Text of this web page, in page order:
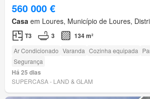
560 000 €
Casa em Loures, Município de Loures,
T3 3 134 m²
Ar Condicionado Varanda Cozinha equipada
Segurança
Há 25 dias
SUPERCASA - LAND & GLAM